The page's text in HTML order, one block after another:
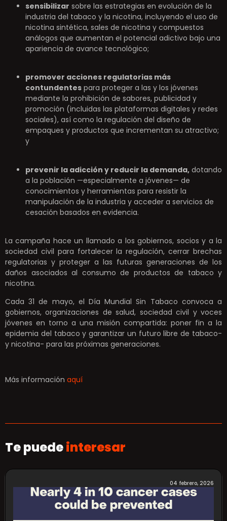
sensibilizar sobre las estrategias en evolución de la
industria del tabaco y la nicotina, incluyendo el uso de
nicotina sintética, sales de nicotina y compuestos
análogos que aumentan el potencial adictivo bajo una
apariencia de avance tecnológico;
promover acciones regulatorias más
contundentes para proteger a las y los jóvenes
mediante la prohibición de sabores, publicidad y
promoción (incluidas las plataformas digitales y redes
sociales), así como la regulación del diseño de
empaques y productos que incrementan su atractivo;
y
prevenir la adicción y reducir la demanda, dotando
a la población —especialmente a jóvenes— de
conocimientos y herramientas para resistir la
manipulación de la industria y acceder a servicios de
cesación basados en evidencia.
La campaña hace un llamado a los gobiernos, socios y a la
sociedad civil para fortalecer la regulación, cerrar brechas
regulatorias y proteger a las futuras generaciones de los
daños asociados al consumo de productos de tabaco y
nicotina.
Cada 31 de mayo, el Día Mundial Sin Tabaco convoca a
gobiernos, organizaciones de salud, sociedad civil y voces
jóvenes en torno a una misión compartida: poner fin a la
epidemia del tabaco y garantizar un futuro libre de tabaco-
y nicotina- para las próximas generaciones.
Más información aquí
Te puedeinteresar
04 febrero, 2026